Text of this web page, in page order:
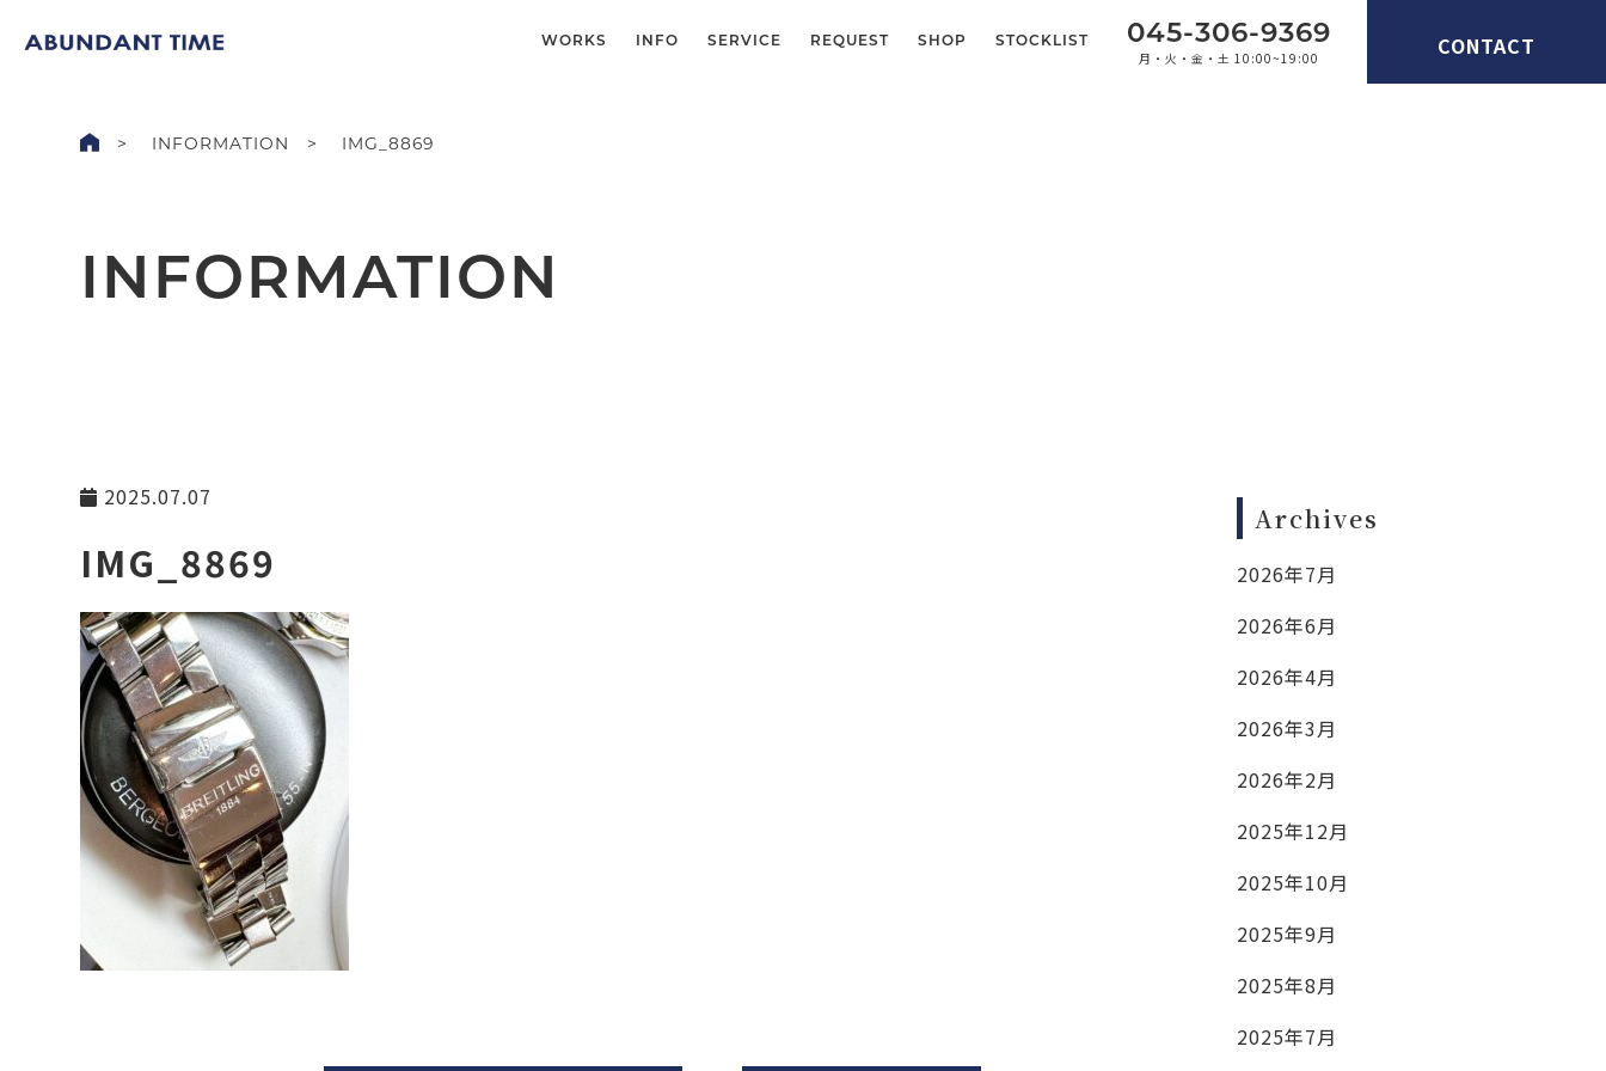
WORKS INFO SERVICE REQUEST SHOP STOCKLIST 045-306-9369
月・火・金・土 10:00~19:00 CONTACT
INFORMATION IMG_8869
INFORMATION
2025.07.07
IMG_8869
Archives
2026年7月
2026年6月
2026年4月
2026年3月
2026年2月
2025年12月
2025年10月
2025年9月
2025年8月
2025年7月